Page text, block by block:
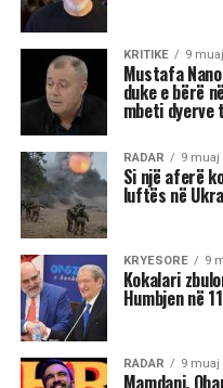
jetës. Me Diellin që ka
Peshores dhe Marsin
universi na fton të
rigjejmë veten dhe të
na ndikojnë për muaj
“Është ekuinoksi i
natën dhe na fton në
nënvizuar se kjo javë
tensione, lëvizje të
marrëdhënie dhe
shenja, kjo është një
të reja, për të tjera,